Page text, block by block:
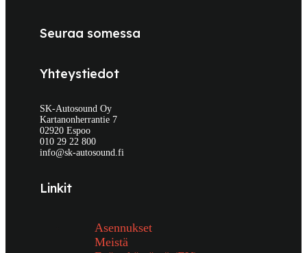
Seuraa somessa
Yhteystiedot
SK-Autosound Oy
Kartanonherrantie 7
02920 Espoo
010 29 22 800
info@sk-autosound.fi
Linkit
Asennukset
Meistä